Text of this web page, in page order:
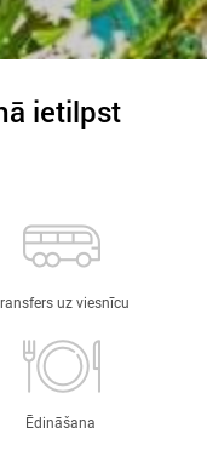
ietilpst
uz viesnīcu
Ēdināšana